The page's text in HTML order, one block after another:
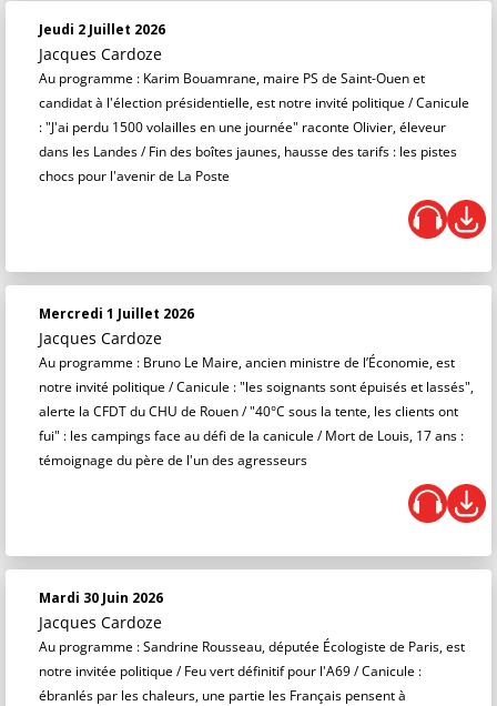
Jeudi 2 Juillet 2026
Jacques Cardoze
Au programme : Karim Bouamrane, maire PS de Saint-Ouen et
candidat à l'élection présidentielle, est notre invité politique / Canicule
: "J'ai perdu 1500 volailles en une journée" raconte Olivier, éleveur
dans les Landes / Fin des boîtes jaunes, hausse des tarifs : les pistes
chocs pour l'avenir de La Poste
Mercredi 1 Juillet 2026
Jacques Cardoze
Au programme : Bruno Le Maire, ancien ministre de l’Économie, est
notre invité politique / Canicule : "les soignants sont épuisés et lassés",
alerte la CFDT du CHU de Rouen / "40°C sous la tente, les clients ont
fui" : les campings face au défi de la canicule / Mort de Louis, 17 ans :
témoignage du père de l'un des agresseurs
Mardi 30 Juin 2026
Jacques Cardoze
Au programme : Sandrine Rousseau, députée Écologiste de Paris, est
notre invitée politique / Feu vert définitif pour l'A69 / Canicule :
ébranlés par les chaleurs, une partie les Français pensent à